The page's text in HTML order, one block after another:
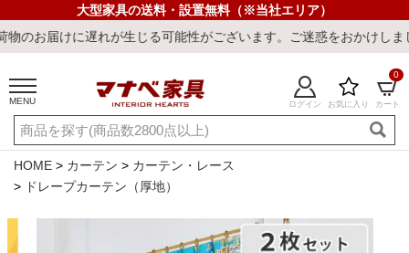
大型家具の送料・設置無料（※当社エリア）
遅れが生じる可能性がございます。ご迷惑をおかけしまして誠に
MENU ログイン お気に入り カート
0
ご利用ガイド 新規会員登録
店舗一覧 閲覧履歴
よくある質問
キーワード・商品番号で探す
HOME カーテン
カーテン・レース
ドレープカーテン（厚地）